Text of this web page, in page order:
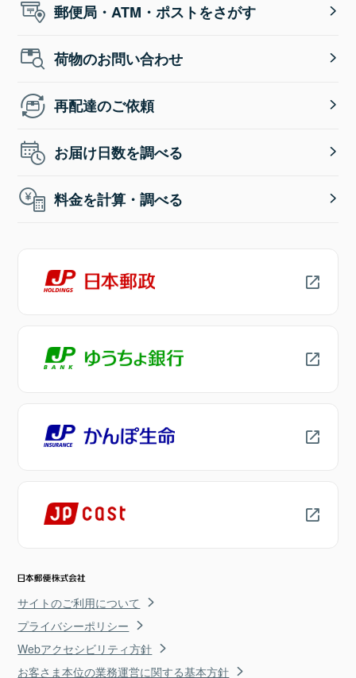
郵便局・ATM・ポストをさがす
荷物のお問い合わせ
再配達のご依頼
お届け日数を調べる
料金を計算・調べる
サイトのご利用について
プライバシーポリシー
Webアクセシビリティ方針
お客さま本位の業務運営に関する基本方針